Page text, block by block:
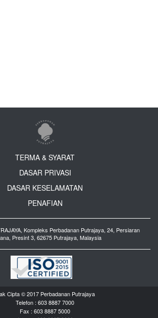
TERMA & SYARAT
DASAR PRIVASI
DASAR KESELAMATAN
PENAFIAN
Kompleks Perbadanan Putrajaya, 24, Persiaran
Presint 3, 62675 Putrajaya, Malaysia
Cipta © 2017 Perbadanan Putrajaya
Telefon : 603 8887 7000
Fax : 603 8887 5000